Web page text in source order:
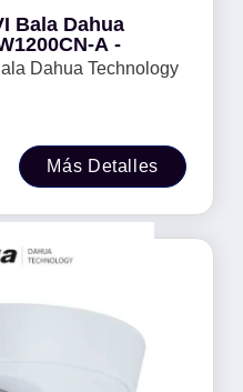
Bala Dahua
A -
Dahua Technology
Más Detalles